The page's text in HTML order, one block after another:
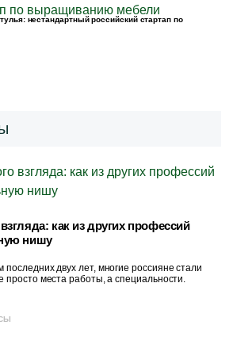
нестандартный российский стартап по
как из других профессий
нишу
двух лет, многие россияне стали
просто места работы, а специальности.